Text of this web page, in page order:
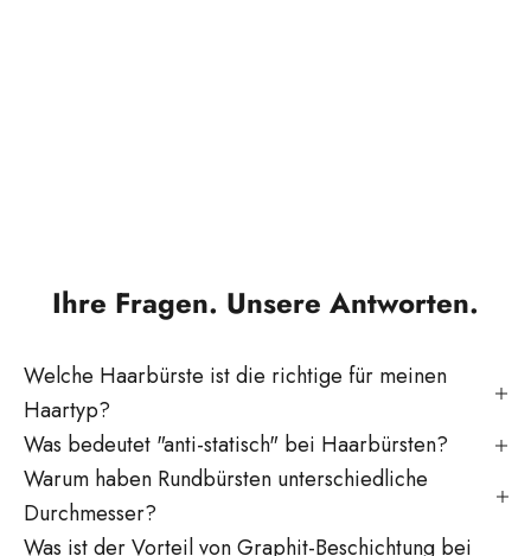
Ihre Fragen. Unsere Antworten.
Welche Haarbürste ist die richtige für meinen
Haartyp?
Was bedeutet "anti-statisch" bei Haarbürsten?
Warum haben Rundbürsten unterschiedliche
Durchmesser?
Was ist der Vorteil von Graphit-Beschichtung bei